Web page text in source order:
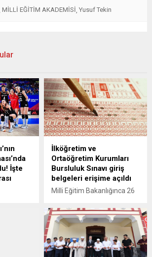
MİLLİ EĞİTİM AKADEMİSİ Yusuf Tekin
İşte
İlköğretim ve
Ortaöğretim Kurumları
Bursluluk Sınavı giriş
belgeleri erişime açıldı
Milli Eğitim Bakanlığınca 26
İlköğretim ve Ortaöğretim
Kurumları Bursluluk Sınavı
(İOKBS) giriş yeri belgeleri,
e-Okul'da erişime açıldı.